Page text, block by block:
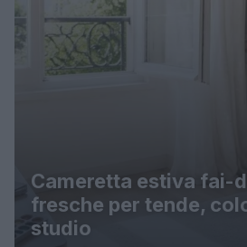
Cameretta estiva fai-
fresche per tende,
studio